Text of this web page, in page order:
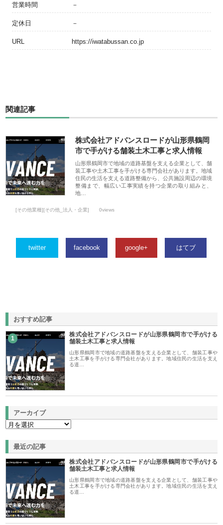
営業時間 －
定休日 －
URL https://iwatabussan.co.jp
関連記事
株式会社アドバンスロードが山形県鶴岡
市で手がける舗装土木工事と求人情報
山形県鶴岡市で地域の道路基盤を支える企業として、舗
装工事や土木工事を手がける専門会社があります。地域
住民の生活を支える道路整備から、公共施設周辺の環境
整備まで、幅広い工事実績を持つ企業の取り組みと、
地…
[その他業種][その他_法人・企業] 0views
twitter facebook google+ はてブ
おすすめ記事
1
株式会社アドバンスロードが山形県鶴岡市で手がける
舗装土木工事と求人情報
山形県鶴岡市で地域の道路基盤を支える企業として、舗装工事や
土木工事を手がける専門会社があります。地域住民の生活を支え
る道…
アーカイブ
最近の記事
株式会社アドバンスロードが山形県鶴岡市で手がける
舗装土木工事と求人情報
山形県鶴岡市で地域の道路基盤を支える企業として、舗装工事や
土木工事を手がける専門会社があります。地域住民の生活を支え
る道…